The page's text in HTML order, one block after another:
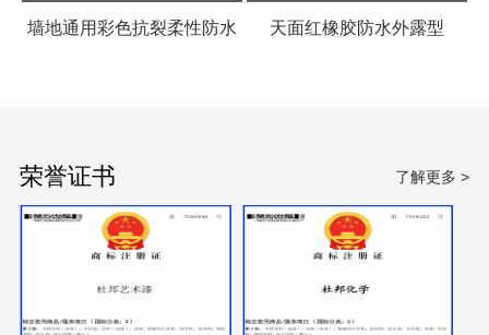
墙地通用彩色抗裂柔性防水 天面红橡胶防水外露型
荣誉证书 了解更多 >